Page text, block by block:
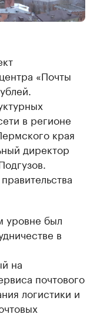
«Почты
в регионе
края
директор
уровне был
в
на
почтового
логистики и